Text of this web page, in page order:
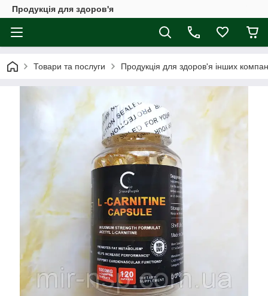
Продукція для здоров'я
Товари та послуги Продукція для здоров'я інших